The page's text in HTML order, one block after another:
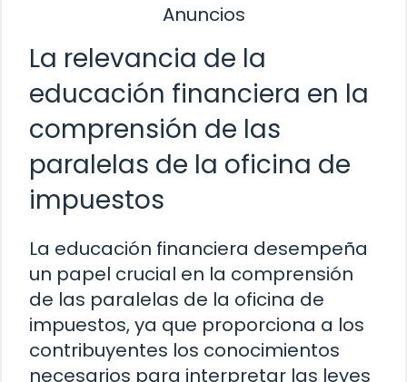
Anuncios
La relevancia de la
educación financiera en la
comprensión de las
paralelas de la oficina de
impuestos
La educación financiera desempeña
un papel crucial en la comprensión
de las paralelas de la oficina de
impuestos, ya que proporciona a los
contribuyentes los conocimientos
necesarios para interpretar las leyes